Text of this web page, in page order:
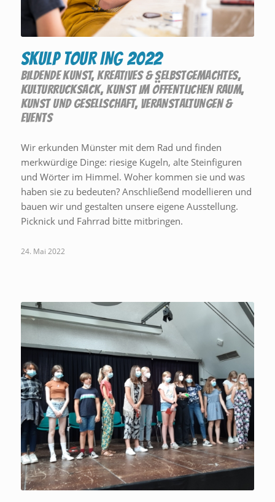
SKULP TOUR ING 2022
BILDENDE KUNST,KREATIVES & SELBSTGEMACHTES,
KULTURRUCKSACK,KUNST IM ÖFFENTLICHEN RAUM,
KUNST UND GESELLSCHAFT, VERANSTALTUNGEN &
EVENTS
Wir erkunden Münster mit dem Rad und finden
merkwürdige Dinge: riesige Kugeln, alte Steinfiguren
und Wörter im Himmel. Woher kommen sie und was
haben sie zu bedeuten? Anschließend modellieren und
bauen wir und gestalten unsere eigene Ausstellung.
Picknick und Fahrrad bitte mitbringen.
24. Mai 2022